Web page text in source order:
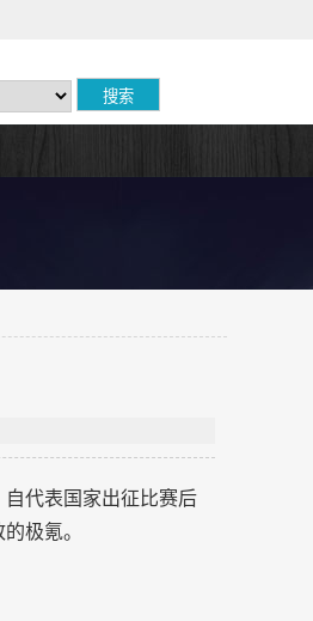
代表国家出征比赛后
极氪。